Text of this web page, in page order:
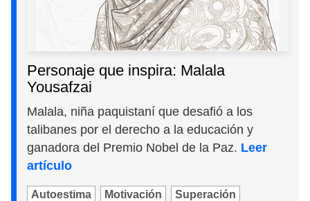
Personaje que inspira: Malala
Yousafzai
Malala, niña paquistaní que desafió a los
talibanes por el derecho a la educación y
ganadora del Premio Nobel de la Paz. Leer
artículo
Autoestima Motivación Superación